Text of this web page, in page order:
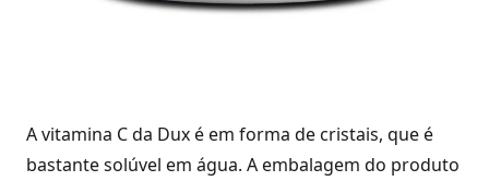
A vitamina C da Dux é em forma de cristais, que é
bastante solúvel em água. A embalagem do produto